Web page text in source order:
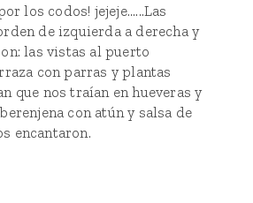
los codos! jejeje......Las
de izquierda a derecha y
las vistas al puerto
con parras y plantas
que nos traían en hueveras y
con atún y salsa de
encantaron.